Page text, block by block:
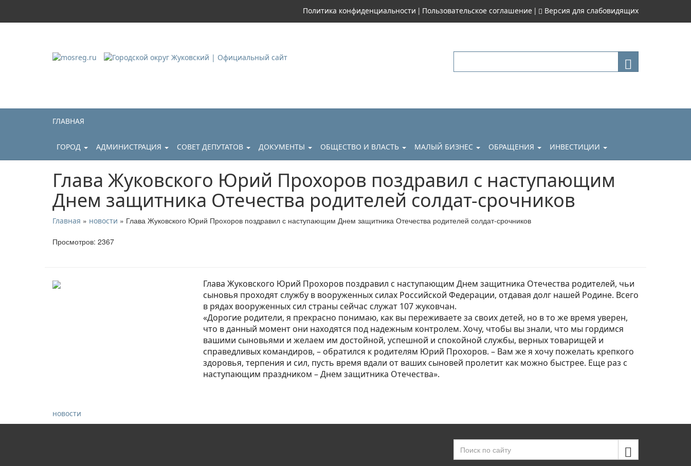
Политика конфиденциальности | Пользовательское соглашение | Версия для слабовидящих
ГЛАВНАЯ
ГОРОД АДМИНИСТРАЦИЯ СОВЕТ ДЕПУТАТОВ ДОКУМЕНТЫ ОБЩЕСТВО И ВЛАСТЬ МАЛЫЙ БИЗНЕС ОБРАЩЕНИЯ ИНВЕСТИЦИИ
Глава Жуковского Юрий Прохоров поздравил с наступающим
Днем защитника Отечества родителей солдат-срочников
Главная » новости » Глава Жуковского Юрий Прохоров поздравил с наступающим Днем защитника Отечества родителей солдат-срочников
Просмотров: 2367
Глава Жуковского Юрий Прохоров поздравил с наступающим Днем защитника Отечества родителей, чьи
сыновья проходят службу в вооруженных силах Российской Федерации, отдавая долг нашей Родине. Всего
в рядах вооруженных сил страны сейчас служат 107 жуковчан.
«Дорогие родители, я прекрасно понимаю, как вы переживаете за своих детей, но в то же время уверен,
что в данный момент они находятся под надежным контролем. Хочу, чтобы вы знали, что мы гордимся
вашими сыновьями и желаем им достойной, успешной и спокойной службы, верных товарищей и
справедливых командиров, – обратился к родителям Юрий Прохоров. – Вам же я хочу пожелать крепкого
здоровья, терпения и сил, пусть время вдали от ваших сыновей пролетит как можно быстрее. Еще раз с
наступающим праздником – Днем защитника Отечества».
новости